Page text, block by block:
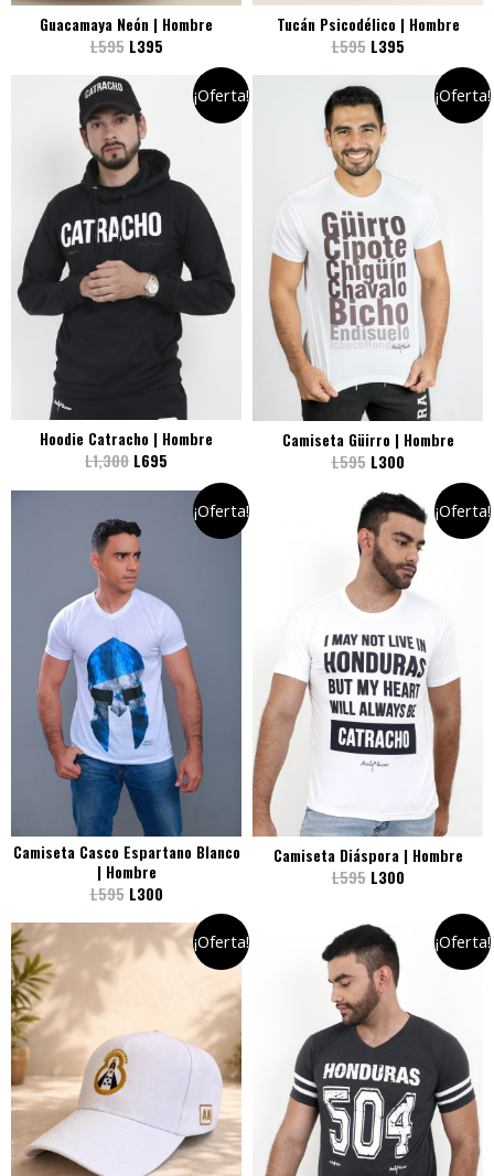
Guacamaya Neón | Hombre
L595 L395
Tucán Psicodélico | Hombre
L595 L395
¡Oferta!
Hoodie Catracho | Hombre
L1,300 L695
¡Oferta!
Camiseta Güirro | Hombre
L595 L300
¡Oferta!
Camiseta Casco Espartano Blanco
| Hombre
L595 L300
¡Oferta!
Camiseta Diáspora | Hombre
L595 L300
¡Oferta! ¡Oferta!